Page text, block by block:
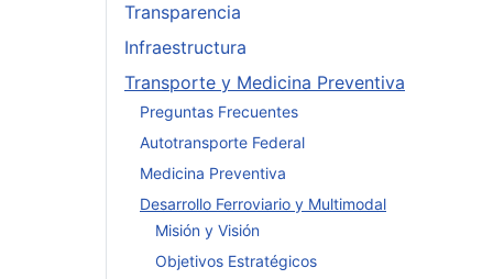
Transparencia
Infraestructura
Transporte y Medicina Preventiva
Preguntas Frecuentes
Autotransporte Federal
Medicina Preventiva
Desarrollo Ferroviario y Multimodal
Misión y Visión
Objetivos Estratégicos